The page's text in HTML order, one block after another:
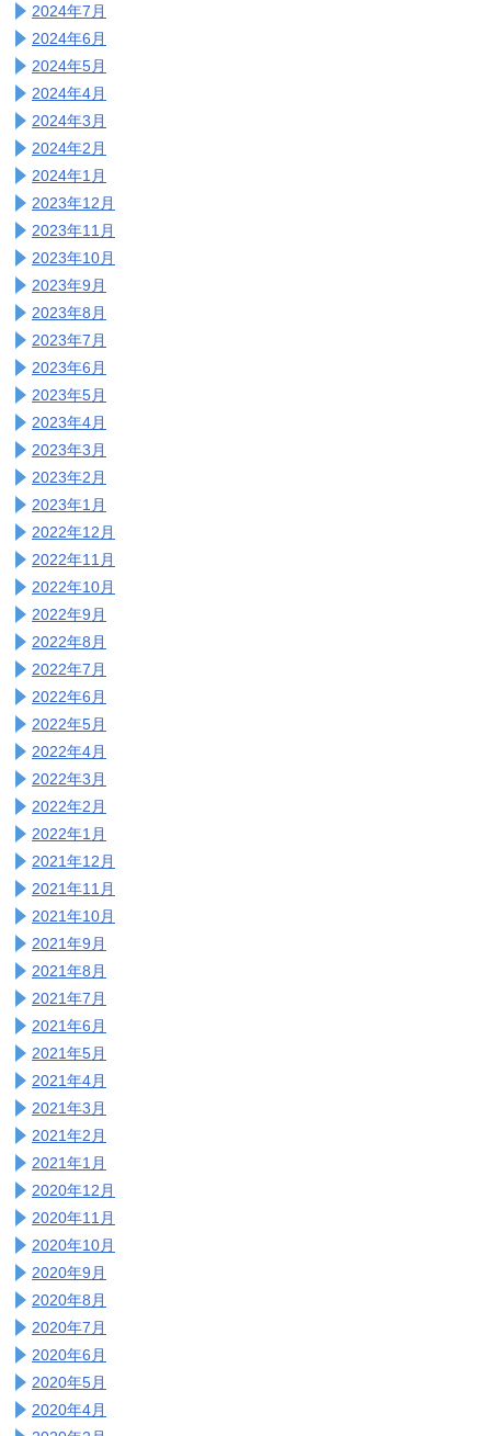
2024年7月
2024年6月
2024年5月
2024年4月
2024年3月
2024年2月
2024年1月
2023年12月
2023年11月
2023年10月
2023年9月
2023年8月
2023年7月
2023年6月
2023年5月
2023年4月
2023年3月
2023年2月
2023年1月
2022年12月
2022年11月
2022年10月
2022年9月
2022年8月
2022年7月
2022年6月
2022年5月
2022年4月
2022年3月
2022年2月
2022年1月
2021年12月
2021年11月
2021年10月
2021年9月
2021年8月
2021年7月
2021年6月
2021年5月
2021年4月
2021年3月
2021年2月
2021年1月
2020年12月
2020年11月
2020年10月
2020年9月
2020年8月
2020年7月
2020年6月
2020年5月
2020年4月